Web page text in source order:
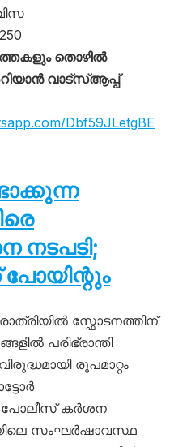
തൊഴിൽ
വാട്സ്ആപ്പ്
Dbf59JLetgBE
പോയിന്റും
സ്ഫോടനത്തിന്
പരിഭ്രാന്തി
രൂപമാറ്റം
കർശന
സംഘർഷാവസ്ഥ